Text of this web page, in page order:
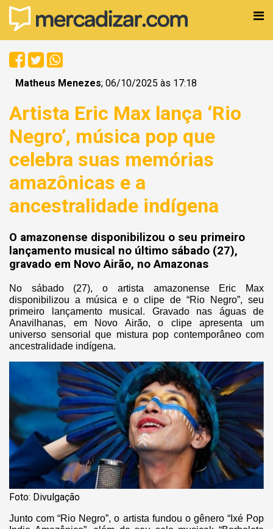
Matheus Menezes; 06/10/2025 às 17:18
Artista Eric Max lança ‘Rio
Negro’, música pop que
celebra suas memórias
amazônicas e a
ancestralidade indígena
O amazonense disponibilizou o seu primeiro
lançamento musical no último sábado (27),
gravado em Novo Airão, no Amazonas
No sábado (27), o artista amazonense Eric Max
disponibilizou a música e o clipe de “Rio Negro”, seu
primeiro lançamento musical. Gravado nas águas de
Anavilhanas, em Novo Airão, o clipe apresenta um
universo sensorial que mistura pop contemporâneo com
ancestralidade indígena.
Foto: Divulgação
Junto com “Rio Negro”, o artista fundou o gênero “Ixé Pop